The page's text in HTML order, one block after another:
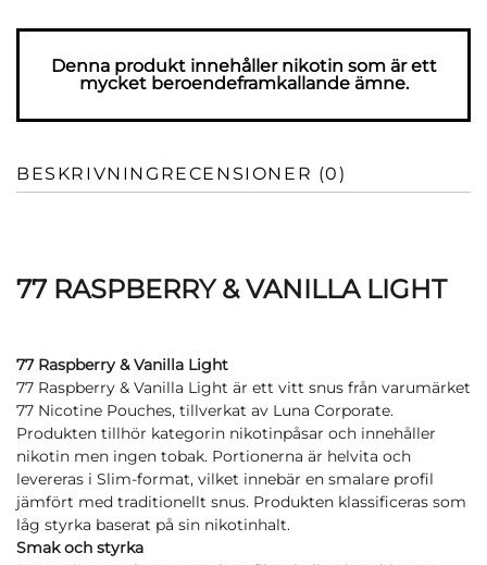
Light
Denna produkt innehåller nikotin som är ett
mycket beroendeframkallande ämne.
BESKRIVNING RECENSIONER (0)
77 RASPBERRY & VANILLA LIGHT
77 Raspberry & Vanilla Light
77 Raspberry & Vanilla Light är ett vitt snus från varumärket
77 Nicotine Pouches, tillverkat av Luna Corporate.
Produkten tillhör kategorin nikotinpåsar och innehåller
nikotin men ingen tobak. Portionerna är helvita och
levereras i Slim-format, vilket innebär en smalare profil
jämfört med traditionellt snus. Produkten klassificeras som
låg styrka baserat på sin nikotinhalt.
Smak och styrka